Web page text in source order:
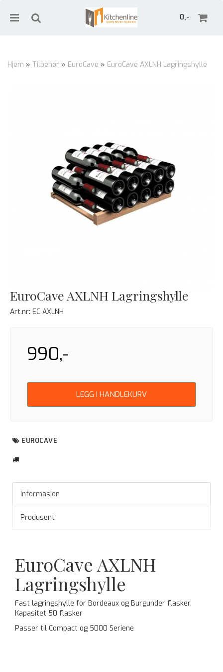
0,-
Hjem » Tilbehør » EuroCave » EuroCave AXLNH Lagringshylle
EuroCave AXLNH Lagringshylle
Art.nr: EC AXLNH
990,-
LEGG I HANDLEKURV
EUROCAVE
Informasjon
Produsent
EuroCave AXLNH
Lagringshylle
Fast lagringshylle for Bordeaux og Burgunder flasker.
Kapasitet 50 flasker
Passer til Compact og 5000 Seriene